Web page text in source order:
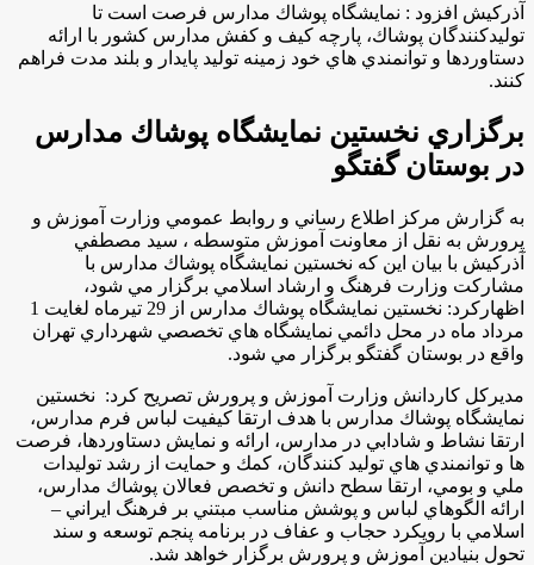
آذركيش افزود : نمايشگاه پوشاك مدارس فرصت است تا
توليدكنندگان پوشاك، پارچه كيف و كفش مدارس كشور با ارائه
دستاوردها و توانمندي هاي خود زمينه توليد پايدار و بلند مدت فراهم
كنند.
برگزاري نخستين نمايشگاه پوشاك مدارس
در بوستان گفتگو
به گزارش مركز اطلاع رساني و روابط عمومي وزارت آموزش و
پرورش به نقل از معاونت آموزش متوسطه ، سيد مصطفي
آذركيش با بيان اين كه نخستين نمايشگاه پوشاك مدارس با
مشاركت وزارت فرهنگ و ارشاد اسلامي برگزار مي شود،
اظهاركرد: نخستين نمايشگاه پوشاك مدارس از 29 تيرماه لغايت 1
مرداد ماه در محل دائمي نمايشگاه هاي تخصصي شهرداري تهران
واقع در بوستان گفتگو برگزار مي شود.
مديركل كاردانش وزارت آموزش و پرورش تصريح كرد: نخستين
نمايشگاه پوشاك مدارس با هدف ارتقا كيفيت لباس فرم مدارس،
ارتقا نشاط و شادابي در مدارس، ارائه و نمايش دستاوردها، فرصت
ها و توانمندي هاي توليد كنندگان، كمك و حمايت از رشد توليدات
ملي و بومي، ارتقا سطح دانش و تخصص فعالان پوشاك مدارس،
ارائه الگوهاي لباس و پوشش مناسب مبتني بر فرهنگ ايراني –
اسلامي با رويكرد حجاب و عفاف در برنامه پنجم توسعه و سند
تحول بنيادين آموزش و پرورش برگزار خواهد شد.